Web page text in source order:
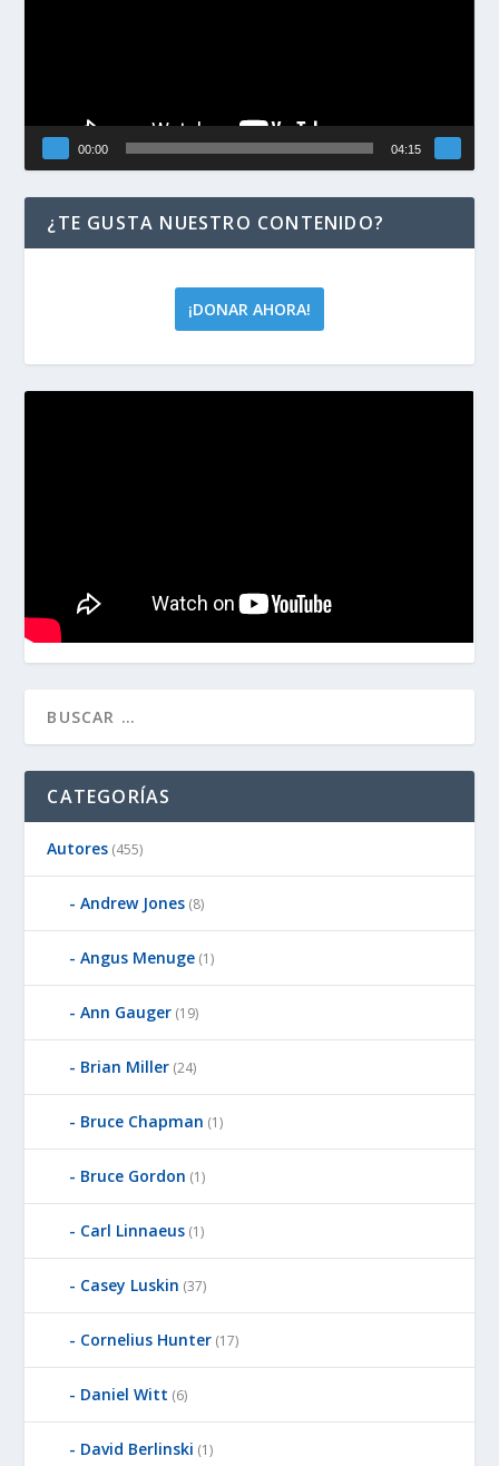
00:00 04:15
¿TE GUSTA NUESTRO CONTENIDO?
¡DONAR AHORA!
CATEGORÍAS
Autores (455)
Andrew Jones (8)
Angus Menuge (1)
Ann Gauger (19)
Brian Miller (24)
Bruce Chapman (1)
Bruce Gordon (1)
Carl Linnaeus (1)
Casey Luskin (37)
Cornelius Hunter (17)
Daniel Witt (6)
David Berlinski (1)